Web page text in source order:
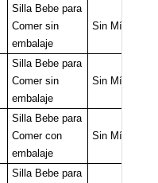
Silla Bebe para
Comer sin
embalaje
Sin Mínimo
Silla Bebe para
Comer sin
embalaje
Sin Mínimo
Silla Bebe para
Comer con
embalaje
Sin Mínimo
Silla Bebe para